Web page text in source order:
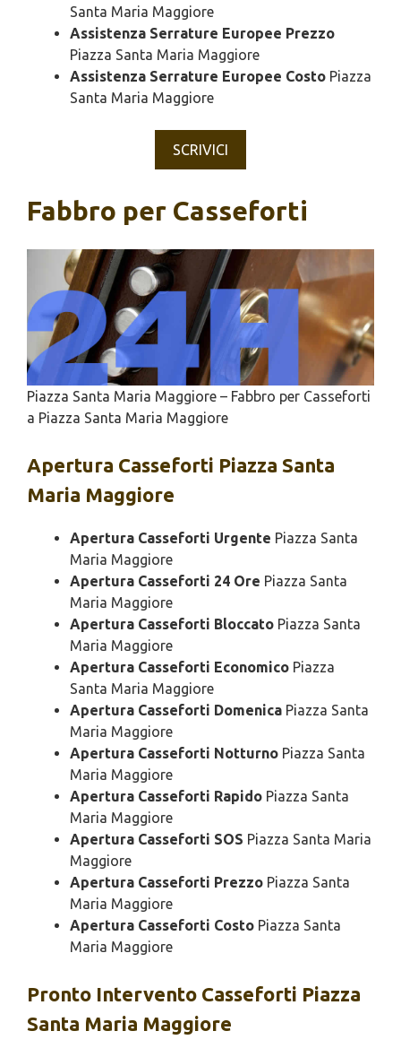
Santa Maria Maggiore
Assistenza Serrature Europee Prezzo
Piazza Santa Maria Maggiore
Assistenza Serrature Europee Costo Piazza
Santa Maria Maggiore
SCRIVICI
Fabbro per Casseforti
Piazza Santa Maria Maggiore – Fabbro per Casseforti
a Piazza Santa Maria Maggiore
Apertura Casseforti Piazza Santa
Maria Maggiore
Apertura Casseforti Urgente Piazza Santa
Maria Maggiore
Apertura Casseforti 24 Ore Piazza Santa
Maria Maggiore
Apertura Casseforti Bloccato Piazza Santa
Maria Maggiore
Apertura Casseforti Economico Piazza
Santa Maria Maggiore
Apertura Casseforti Domenica Piazza Santa
Maria Maggiore
Apertura Casseforti Notturno Piazza Santa
Maria Maggiore
Apertura Casseforti Rapido Piazza Santa
Maria Maggiore
Apertura Casseforti SOS Piazza Santa Maria
Maggiore
Apertura Casseforti Prezzo Piazza Santa
Maria Maggiore
Apertura Casseforti Costo Piazza Santa
Maria Maggiore
Pronto Intervento Casseforti Piazza
Santa Maria Maggiore